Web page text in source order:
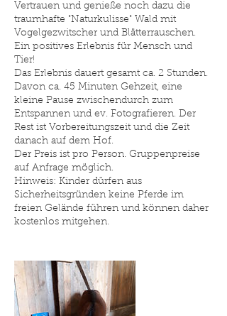
Vertrauen und genieße noch dazu die
traumhafte "Naturkulisse" Wald mit
Vogelgezwitscher und Blätterrauschen.
Ein positives Erlebnis für Mensch und
Tier!
Das Erlebnis dauert gesamt ca. 2 Stunden.
Davon ca. 45 Minuten Gehzeit, eine
kleine Pause zwischendurch zum
Entspannen und ev. Fotografieren. Der
Rest ist Vorbereitungszeit und die Zeit
danach auf dem Hof.
Der Preis ist pro Person. Gruppenpreise
auf Anfrage möglich.
Hinweis: Kinder dürfen aus
Sicherheitsgründen keine Pferde im
freien Gelände führen und können daher
kostenlos mitgehen.